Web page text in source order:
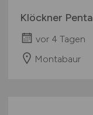
Klöckner
vor 4 Tagen
Montabaur